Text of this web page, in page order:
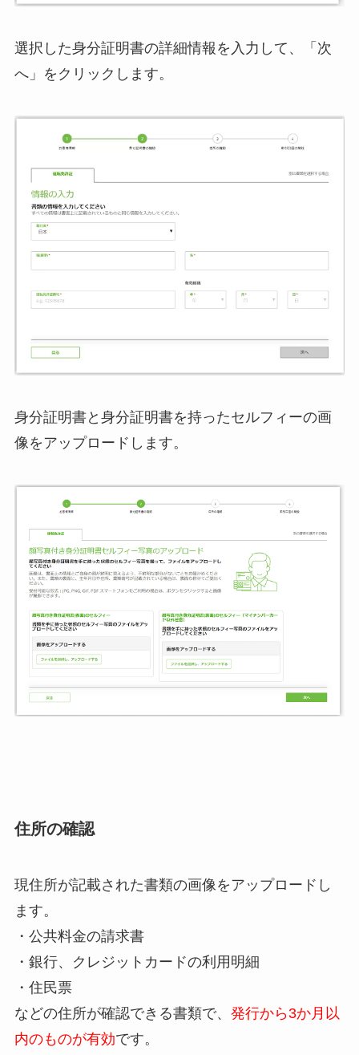
選択した身分証明書の詳細情報を入力して、「次
へ」をクリックします。
身分証明書と身分証明書を持ったセルフィーの画
像をアップロードします。
住所の確認
現住所が記載された書類の画像をアップロードし
ます。
・公共料金の請求書
・銀行、クレジットカードの利用明細
・住民票
などの住所が確認できる書類で、 発行から3か月以
内のものが有効です。